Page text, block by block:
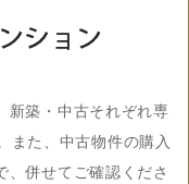
ション
新築・中古それぞれ専
また、中古物件の購入
、併せてご確認くださ